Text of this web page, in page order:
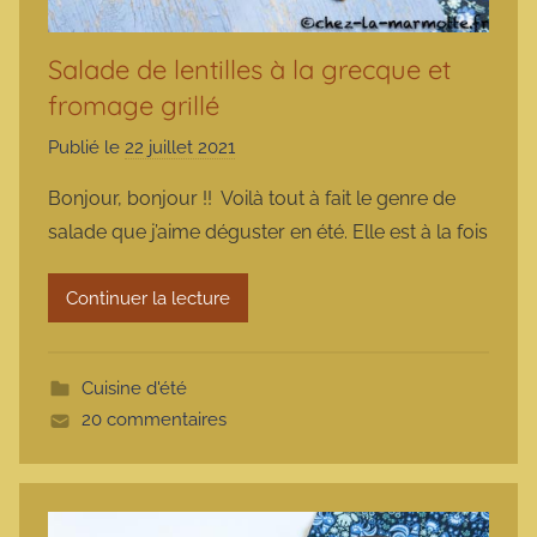
Salade de lentilles à la grecque et
fromage grillé
Publié le 22 juillet 2021
r
m
a
e
Bonjour, bonjour !! Voilà tout à fait le genre de
salade que j’aime déguster en été. Elle est à la fois
Continuer la lecture
Cuisine d'été
20 commentaires